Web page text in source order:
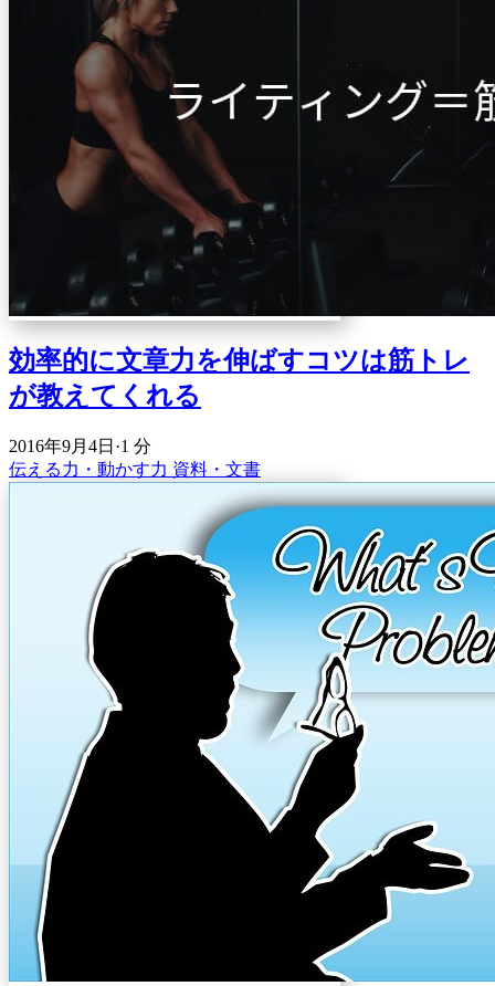
効率的に文章力を伸ばすコツは筋トレ
が教えてくれる
2016年9月4日 ·1 分
伝える力・動かす力 資料・文書